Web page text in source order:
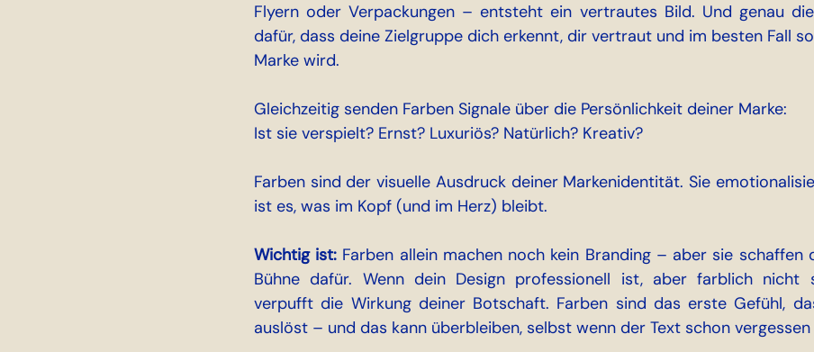
Flyern oder Verpackungen – entsteht ein vertrautes Bild. Und genau
dafür, dass deine Zielgruppe dich erkennt, dir vertraut und im besten Fall
Marke wird.
Gleichzeitig senden Farben Signale über die Persönlichkeit deiner Marke:
Ist sie verspielt? Ernst? Luxuriös? Natürlich? Kreativ?
Farben sind der visuelle Ausdruck deiner Markenidentität. Sie
ist es, was im Kopf (und im Herz) bleibt.
Wichtig ist: Farben allein machen noch kein Branding – aber sie schaffen
Bühne dafür. Wenn dein Design professionell ist, aber farblich nicht
verpufft die Wirkung deiner Botschaft. Farben sind das erste Gefühl,
auslöst – und das kann überbleiben, selbst wenn der Text schon vergessen